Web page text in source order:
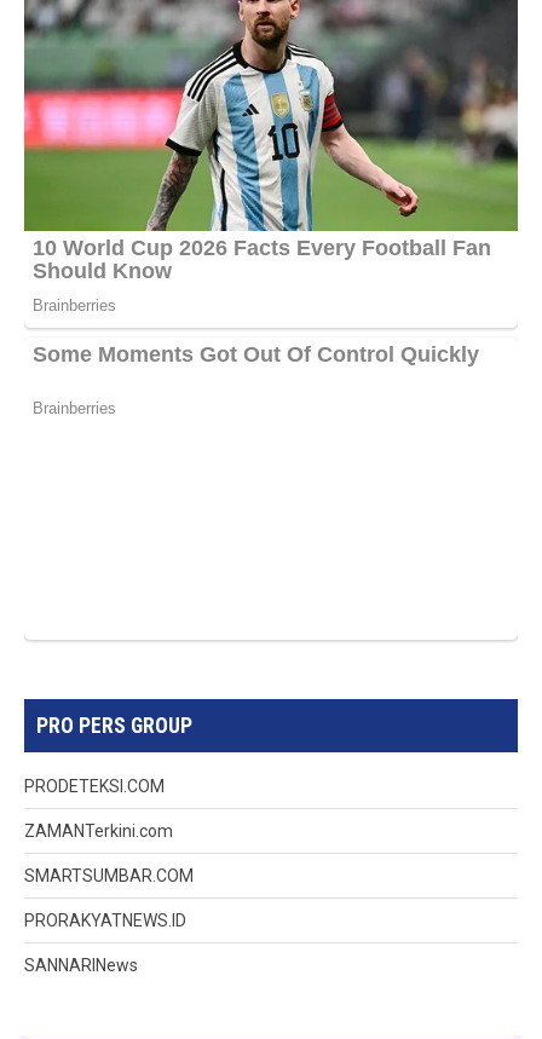
PRO PERS GROUP
PRODETEKSI.COM
ZAMANTerkini.com
SMARTSUMBAR.COM
PRORAKYATNEWS.ID
SANNARINews